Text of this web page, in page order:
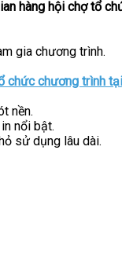
hàng hội chợ tổ
gia chương trình.
chức chương trình
nền.
nổi bật.
sử dụng lâu dài.